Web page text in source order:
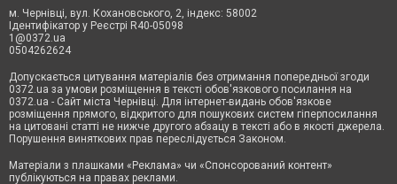
м. Чернівці, вул. Кохановського, 2, індекс: 58002
Ідентифікатор у Реєстрі R40-05098
1@0372.ua
0504262624
Допускається цитування матеріалів без отримання попередньої згоди
0372.ua за умови розміщення в тексті обов'язкового посилання на
0372.ua - Сайт міста Чернівці. Для інтернет-видань обов'язкове
розміщення прямого, відкритого для пошукових систем гіперпосилання
на цитовані статті не нижче другого абзацу в тексті або в якості джерела.
Порушення виняткових прав переслідується Законом.
Матеріали з плашками «Реклама» чи «Спонсорований контент»
публікуються на правах реклами.